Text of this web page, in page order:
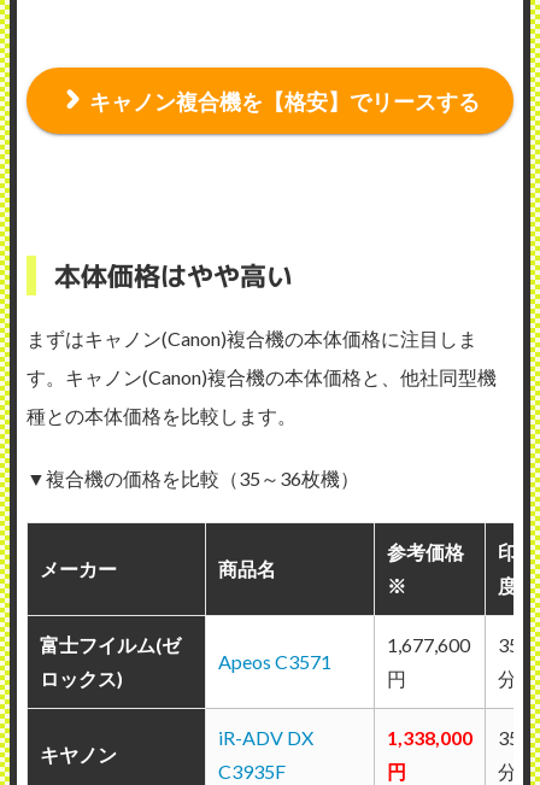
キャノン複合機を【格安】でリースする
本体価格はやや高い
まずはキャノン(Canon)複合機の本体価格に注目しま
す。キャノン(Canon)複合機の本体価格と、他社同型機
種との本体価格を比較します。
▼複合機の価格を比較（35～36枚機）
メーカー 商品名
参考価格
※
印
度
富士フイルム(ゼ
ロックス)
Apeos C3571
1,677,600
円
35
分
キヤノン
iR-ADV DX
C3935F
1,338,000
円
35
分